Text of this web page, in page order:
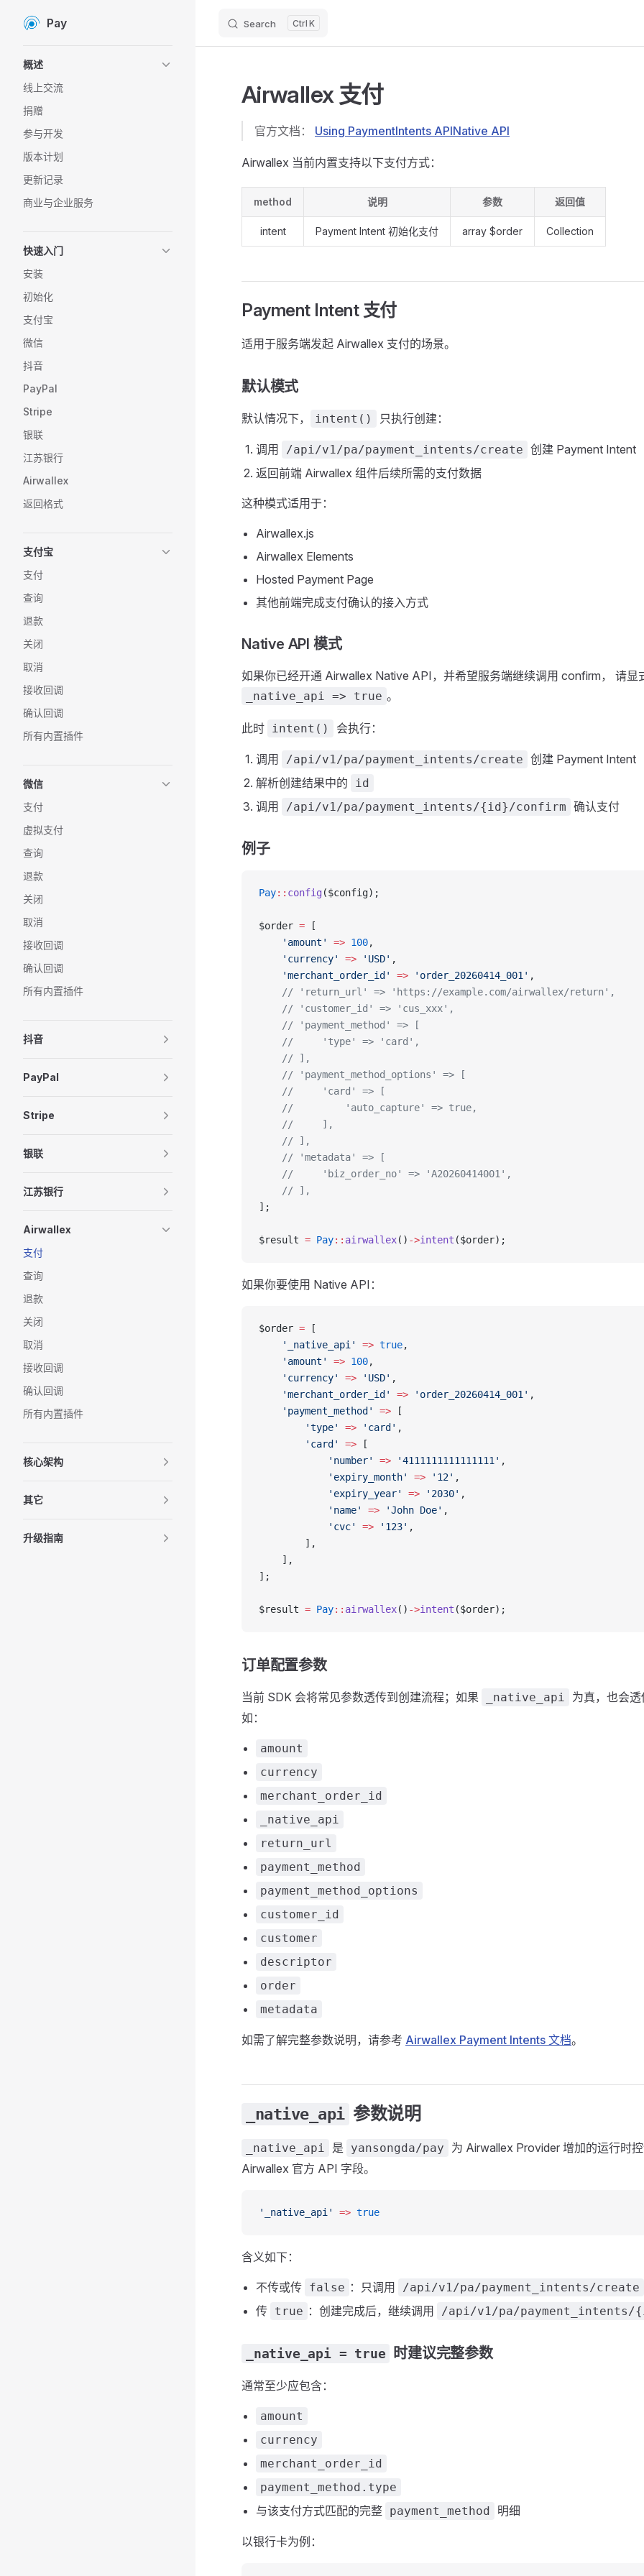
Skip to content
Pay Search K
概述
线上交流
捐赠
参与开发
版本计划
更新记录
商业与企业服务
快速入门
安装
初始化
支付宝
微信
抖音
PayPal
Stripe
银联
江苏银行
Airwallex
返回格式
支付宝
支付
查询
退款
关闭
取消
接收回调
确认回调
所有内置插件
微信
支付
虚拟支付
查询
退款
关闭
取消
接收回调
确认回调
所有内置插件
抖音
PayPal
Stripe
银联
江苏银行
Airwallex
支付
查询
退款
关闭
取消
接收回调
确认回调
所有内置插件
核心架构
其它
升级指南
Airwallex 支付
官方文档： Using PaymentIntents APINative API
Airwallex 当前内置支持以下支付方式：
method 说明 参数 返回值
intent Payment Intent 初始化支付 array $order Collection
Payment Intent 支付
适用于服务端发起 Airwallex 支付的场景。
默认模式
默认情况下， intent() 只执行创建：
调用 /api/v1/pa/payment_intents/create 创建 Payment Intent
返回前端 Airwallex 组件后续所需的支付数据
这种模式适用于：
Airwallex.js
Airwallex Elements
Hosted Payment Page
其他前端完成支付确认的接入方式
Native API 模式
如果你已经开通 Airwallex Native API，并希望服务端继续调用 confirm， 请显
_native_api => true 。
此时 intent() 会执行：
调用 /api/v1/pa/payment_intents/create 创建 Payment Intent
解析创建结果中的
id
调用 /api/v1/pa/payment_intents/{id}/confirm 确认支付
例子
Pay:: config ($config);
$order = [
    'amount'
=> 100,
    'currency'
=> 'USD' ,
    'merchant_order_id'
=> 'order_20260414_001' ,
    // 'return_url' => 'https://example.com/airwallex/return',
    // 'customer_id' => 'cus_xxx',
    // 'payment_method' => [
    //     'type' => 'card',
    // ],
    // 'payment_method_options' => [
    //     'card' => [
    //         'auto_capture' => true,
    //     ],
    // ],
    // 'metadata' => [
    //     'biz_order_no' => 'A20260414001',
    // ],
];
$result = Pay:: airwallex() ->intent ($order);
如果你要使用 Native API：
$order = [
    '_native_api'
=> true,
    'amount'
=> 100,
    'currency'
=> 'USD' ,
    'merchant_order_id'
=> 'order_20260414_001' ,
    'payment_method'
=> [
        'type'
=> 'card' ,
        'card'
=> [
            'number'
=> '4111111111111111' ,
            'expiry_month'
=> '12' ,
            'expiry_year'
=> '2030' ,
            'name'
=> 'John Doe' ,
            'cvc'
=> '123' ,
        ],
    ],
];
$result = Pay:: airwallex() ->intent ($order);
订单配置参数
当前 SDK 会将常见参数透传到创建流程；如果 _native_api
为真，也会
如：
amount
currency
merchant_order_id
_native_api
return_url
payment_method
payment_method_options
customer_id
customer
descriptor
order
metadata
如需了解完整参数说明，请参考 Airwallex Payment Intents 文档。
_native_api 参数说明
_native_api 是 yansongda/pay
为 Airwallex Provider 增加的运行时
Airwallex 官方 API 字段。
'_native_api' => true
含义如下：
不传或传 false ：只调用 /api/v1/pa/payment_intents/create
传 true ：创建完成后，继续调用 /api/v1/pa/
_native_api = true 时建议完整参数
通常至少应包含：
amount
currency
merchant_order_id
payment_method.type
与该支付方式匹配的完整 payment_method 明细
以银行卡为例：